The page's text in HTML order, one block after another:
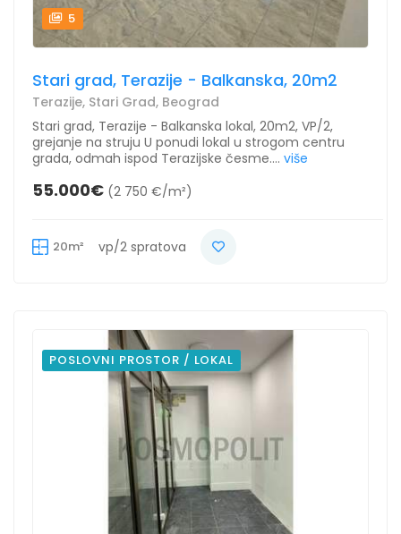
5
Stari grad, Terazije - Balkanska, 20m2
Terazije, Stari Grad, Beograd
Stari grad, Terazije - Balkanska lokal, 20m2, VP/2,
grejanje na struju U ponudi lokal u strogom centru
grada, odmah ispod Terazijske česme.... više
55.000€ (2 750 €/m²)
20m² vp/2 spratova
POSLOVNI PROSTOR / LOKAL